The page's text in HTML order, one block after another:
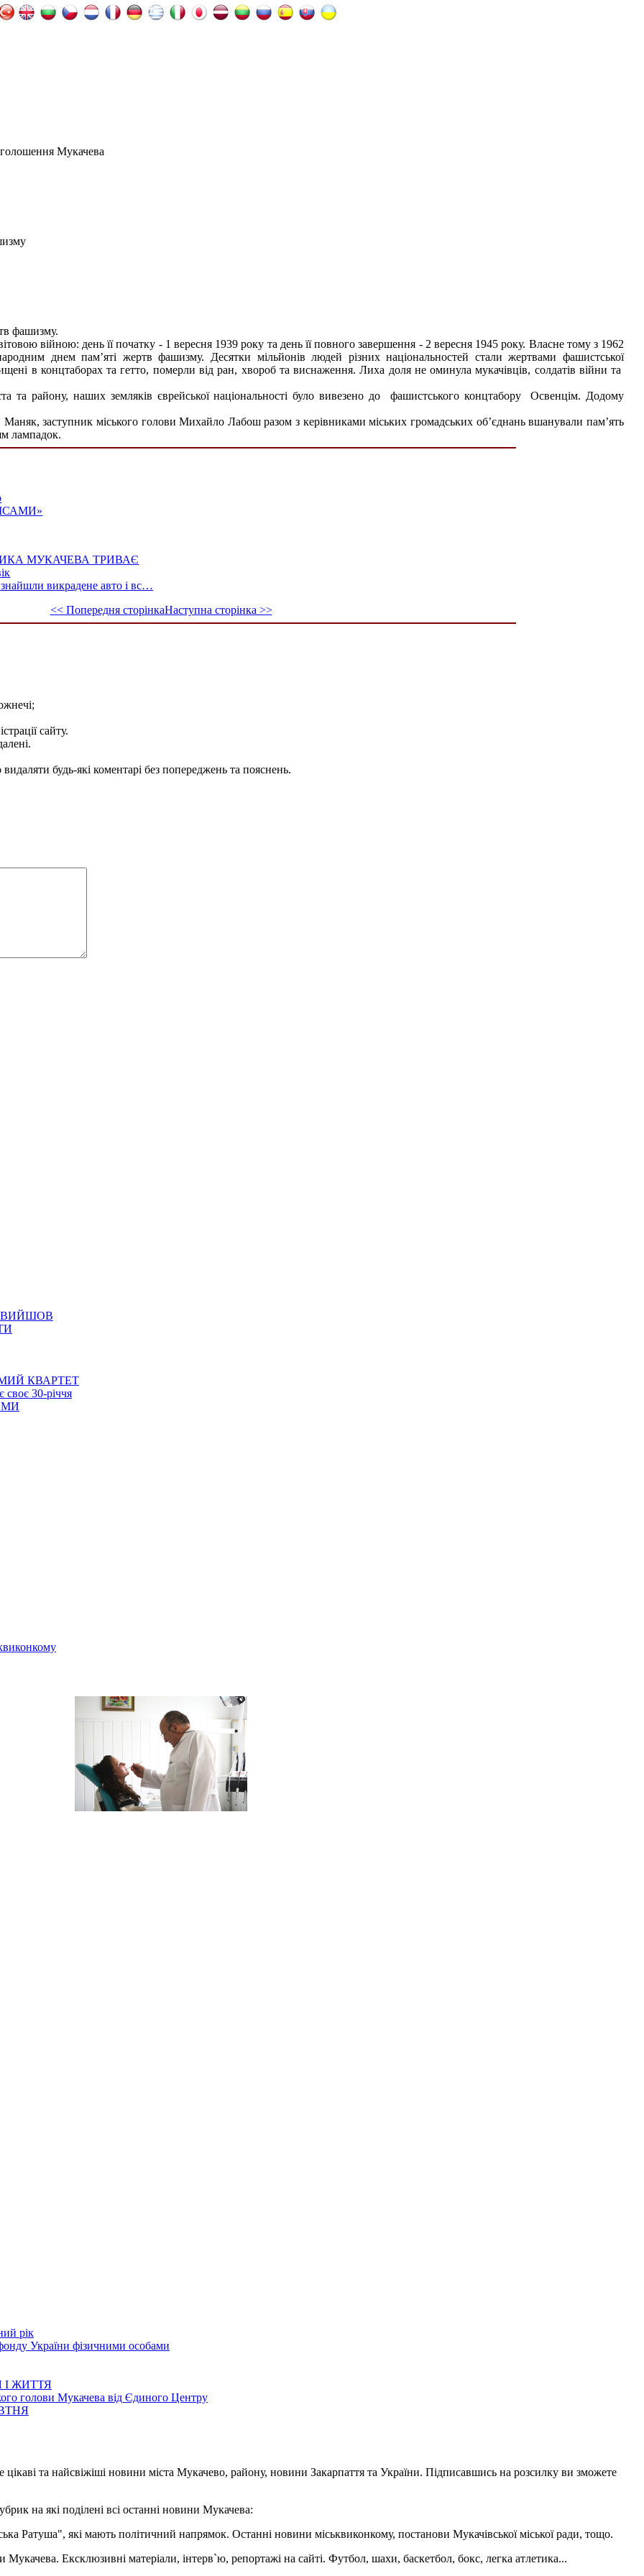
Мукачева
фашизму.
війною: день її початку - 1 вересня 1939 року та день її повного завершення - 2 вересня 1945 року. Власне тому з 1962
днем пам’яті жертв фашизму. Десятки мільйонів людей різних національностей стали жертвами фашистської
в концтаборах та гетто, померли від ран, хвороб та виснаження. Лиха доля не оминула мукачівців, солдатів війни та
району, наших земляків єврейської національності було вивезено до фашистського концтабору Освенцім. Додому
Маняк, заступник міського голови Михайло Лабош разом з керівниками міських громадських об’єднань вшанували пам’ять
лампадок.
МУКАЧЕВА ТРИВАЄ
викрадене авто і вс…
<< Попередня сторінкаНаступна сторінка >>
сайту.
будь-які коментарі без попереджень та пояснень.
ВИЙШОВ
КВАРТЕТ
своє 30-річчя
рік
України фізичними особами
І ЖИТТЯ
голови Мукачева від Єдиного Центру
цікаві та найсвіжіші новини міста Мукачево, району, новини Закарпаття та України. Підписавшись на розсилку ви зможете
на які поділені всі останні новини Мукачева:
Ратуша", які мають політичний напрямок. Останні новини міськвиконкому, постанови Мукачівської міської ради, тощо.
Мукачева. Ексклюзивні матеріали, інтерв`ю, репортажі на сайті. Футбол, шахи, баскетбол, бокс, легка атлетика...